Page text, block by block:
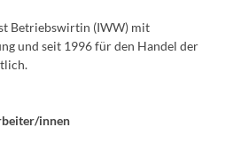
Betriebswirtin (IWW) mit
und seit 1996 für den Handel der
innen